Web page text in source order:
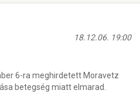
18.12.06. 19:00
6-ra meghirdetett Moravetz
betegség miatt elmarad.